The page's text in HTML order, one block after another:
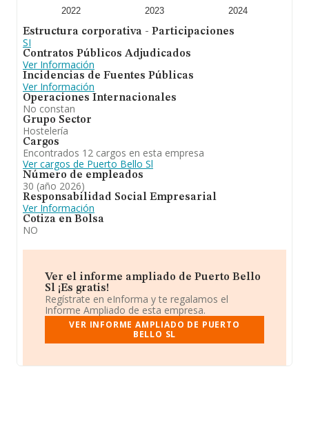
2022 2023 2024
Estructura corporativa - Participaciones
SI
Contratos Públicos Adjudicados
Ver Información
Incidencias de Fuentes Públicas
Ver Información
Operaciones Internacionales
No constan
Grupo Sector
Hostelería
Cargos
Encontrados 12 cargos en esta empresa
Ver cargos de Puerto Bello Sl
Número de empleados
30 (año 2026)
Responsabilidad Social Empresarial
Ver Información
Cotiza en Bolsa
NO
Ver el informe ampliado de Puerto Bello
Sl ¡Es gratis!
Regístrate en eInforma y te regalamos el
Informe Ampliado de esta empresa.
VER INFORME AMPLIADO DE PUERTO
BELLO SL